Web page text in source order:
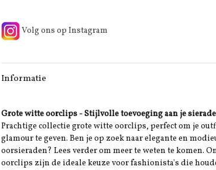
Volg ons op Instagram
Informatie
Grote witte oorclips - Stijlvolle toevoeging aan je
Prachtige collectie grote witte oorclips, perfect om je
glamour te geven. Ben je op zoek naar elegante en
oorsieraden? Lees verder om meer te weten te komen.
oorclips zijn de ideale keuze voor fashionista's die